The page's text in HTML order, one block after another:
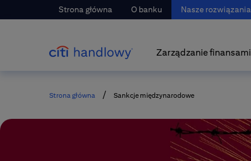
Strona główna O banku Nasze rozwiązania
Zarządzanie finansami
Strona główna / Sankcje międzynarodowe